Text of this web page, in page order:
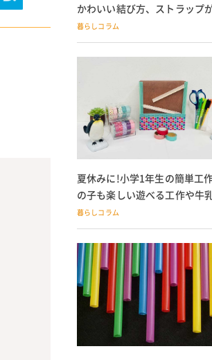
かわいい結び方、ストラップ
ちる人必見
暮らしコラム
夏休みに!小学1年生の簡単工
の子も楽しい遊べる工作や牛
ック貯金箱も
暮らしコラム